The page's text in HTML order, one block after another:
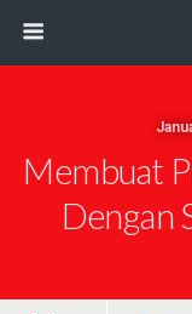
Membuat
Dengan